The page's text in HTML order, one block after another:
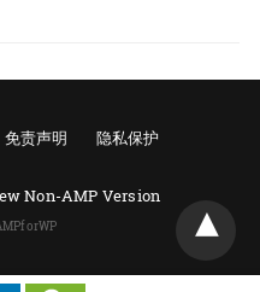
免责声明 隐私保护
Non-AMP Version